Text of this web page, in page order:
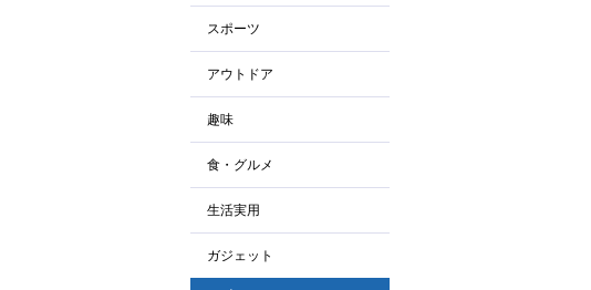
スポーツ
アウトドア
趣味
食・グルメ
生活実用
ガジェット